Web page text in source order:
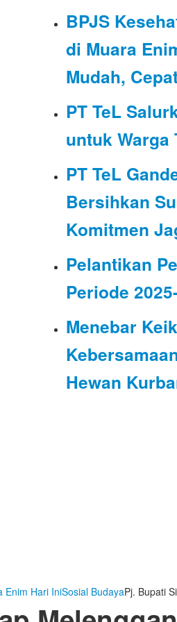
BPJS
di Muara
Mudah,
PT TeL
untuk Warga
PT TeL
Bersihkan
Komitmen
Pelantikan
Periode
Menebar
Hewan
Enim Hari IniSosial BudayaPj. Bupati